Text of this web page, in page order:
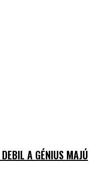
A GÉNIUS MAJÚ